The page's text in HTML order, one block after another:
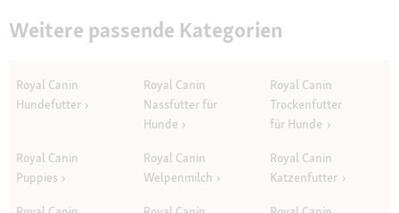
Weitere passende Kategorien
Royal Canin
Hundefutter
Royal Canin
Nassfutter für
Hunde
Royal Canin
Trockenfutter
für Hunde
Royal Canin
Puppies
Royal Canin
Welpenmilch
Royal Canin
Katzenfutter